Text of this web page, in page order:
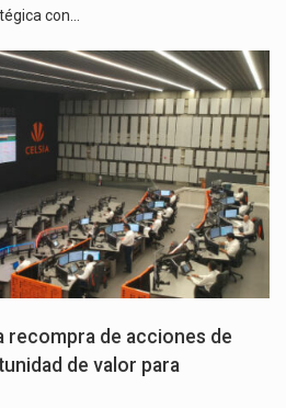
con…
recompra de acciones de
de valor para